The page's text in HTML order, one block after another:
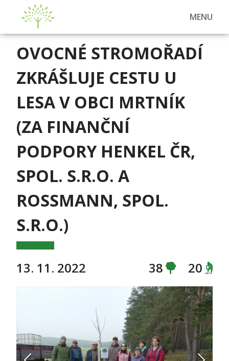
MENU
OVOCNÉ STROMOŘADÍ
ZKRÁŠLUJE CESTU U
LESA V OBCI MRTNÍK
(ZA FINANČNÍ
PODPORY HENKEL ČR,
SPOL. S.R.O. A
ROSSMANN, SPOL.
S.R.O.)
13. 11. 2022 38 20